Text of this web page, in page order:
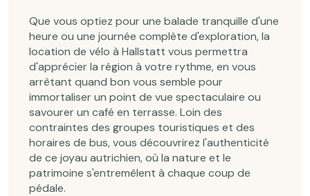
Que vous optiez pour une balade tranquille d'une
heure ou une journée complète d'exploration, la
location de vélo à Hallstatt vous permettra
d'apprécier la région à votre rythme, en vous
arrêtant quand bon vous semble pour
immortaliser un point de vue spectaculaire ou
savourer un café en terrasse. Loin des
contraintes des groupes touristiques et des
horaires de bus, vous découvrirez l'authenticité
de ce joyau autrichien, où la nature et le
patrimoine s'entremêlent à chaque coup de
pédale.